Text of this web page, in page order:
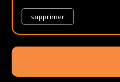
supprimer